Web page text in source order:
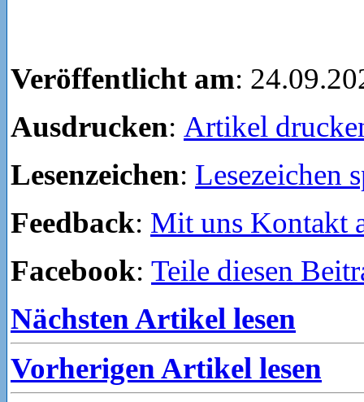
Veröffentlicht am:
Ausdrucken: Artikel
Lesenzeichen: Lesezeichen
Feedback: Mit uns Kontakt
Facebook: Teile diesen
Nächsten Artikel lesen
Vorherigen Artikel lesen